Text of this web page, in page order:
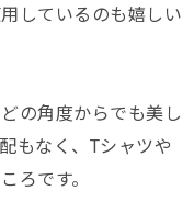
しているのも嬉しい
の角度からでも美し
もなく、Tシャツや
ろです。